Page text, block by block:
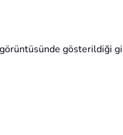
gösterildiği